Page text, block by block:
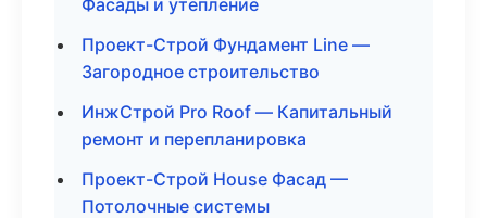
Фасады и утепление
Проект-Строй Фундамент Line —
Загородное строительство
ИнжСтрой Pro Roof — Капитальный
ремонт и перепланировка
Проект-Строй House Фасад —
Потолочные системы